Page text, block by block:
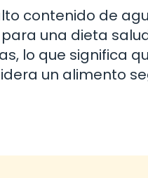
contenido de
una dieta
lo que significa
un alimento